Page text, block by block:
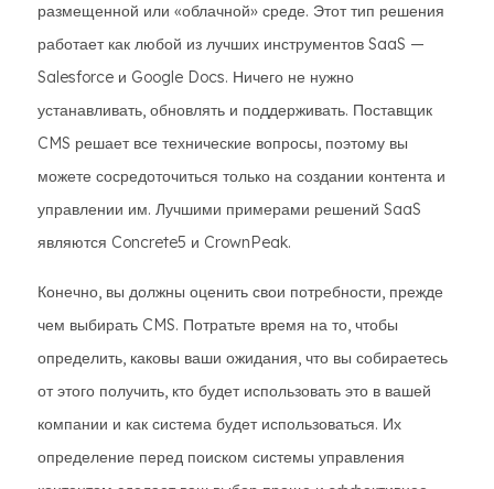
размещенной или «облачной» среде. Этот тип решения
работает как любой из лучших инструментов SaaS —
Salesforce и Google Docs. Ничего не нужно
устанавливать, обновлять и поддерживать. Поставщик
CMS решает все технические вопросы, поэтому вы
можете сосредоточиться только на создании контента и
управлении им. Лучшими примерами решений SaaS
являются Concrete5 и CrownPeak.
Конечно, вы должны оценить свои потребности, прежде
чем выбирать CMS. Потратьте время на то, чтобы
определить, каковы ваши ожидания, что вы собираетесь
от этого получить, кто будет использовать это в вашей
компании и как система будет использоваться. Их
определение перед поиском системы управления